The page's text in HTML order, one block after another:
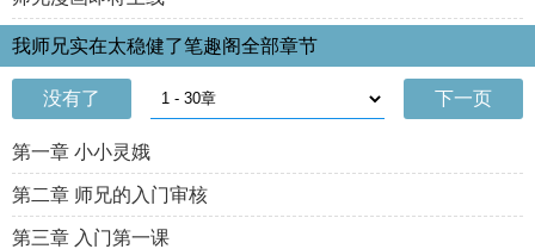
我师兄实在太稳健了笔趣阁全部章节
没有了 下一页
第一章 小小灵娥
第二章 师兄的入门审核
第三章 入门第一课